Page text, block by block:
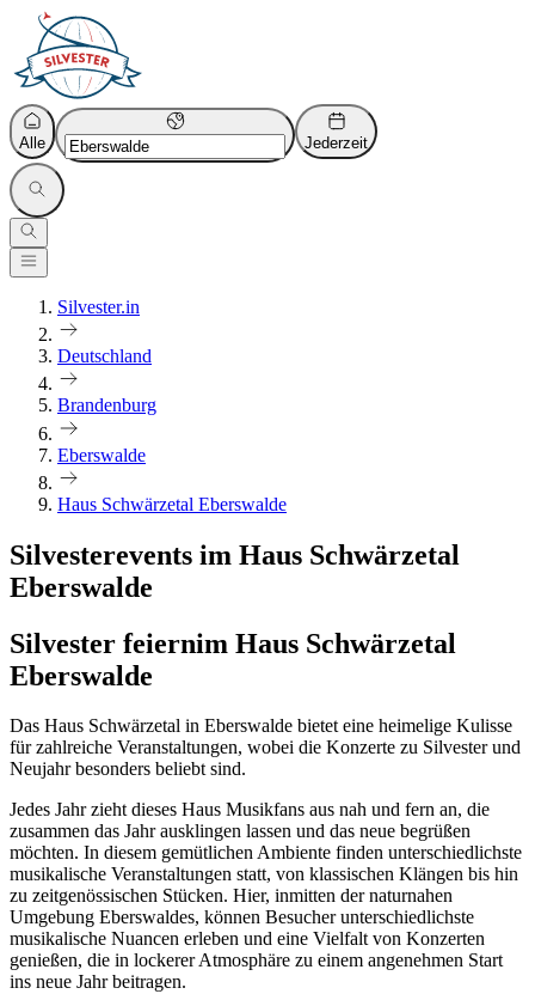
Alle Jederzeit
Silvester.in
Deutschland
Brandenburg
Eberswalde
Haus Schwärzetal Eberswalde
Silvesterevents im Haus Schwärzetal
Eberswalde
Silvester feiernim Haus Schwärzetal
Eberswalde
Das Haus Schwärzetal in Eberswalde bietet eine heimelige Kulisse
für zahlreiche Veranstaltungen, wobei die Konzerte zu Silvester und
Neujahr besonders beliebt sind.
Jedes Jahr zieht dieses Haus Musikfans aus nah und fern an, die
zusammen das Jahr ausklingen lassen und das neue begrüßen
möchten. In diesem gemütlichen Ambiente finden unterschiedlichste
musikalische Veranstaltungen statt, von klassischen Klängen bis hin
zu zeitgenössischen Stücken. Hier, inmitten der naturnahen
Umgebung Eberswaldes, können Besucher unterschiedlichste
musikalische Nuancen erleben und eine Vielfalt von Konzerten
genießen, die in lockerer Atmosphäre zu einem angenehmen Start
ins neue Jahr beitragen.